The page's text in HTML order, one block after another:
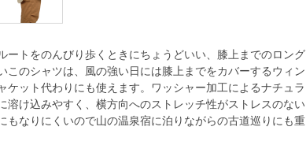
トをのんびり歩くときにちょうどいい、膝上までのロング
のシャツは、風の強い日には膝上までをカバーするウィン
ット代わりにも使えます。ワッシャー加工によるナチュラ
け込みやすく、横方向へのストレッチ性がストレスのない
なりにくいので山の温泉宿に泊りながらの古道巡りにも重